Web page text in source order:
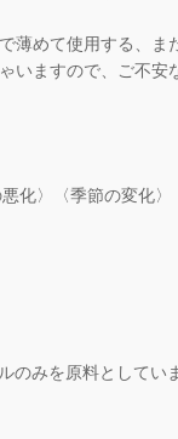
めて使用する、
ますので、ご不安
〉〈季節の変化〉
みを原料としてい